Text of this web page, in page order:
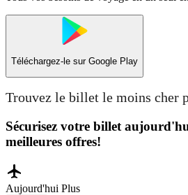
Téléchargez-le sur Google Play
Trouvez le billet le moins cher
Sécurisez votre billet
meilleures offres!
Aujourd'hui Plus